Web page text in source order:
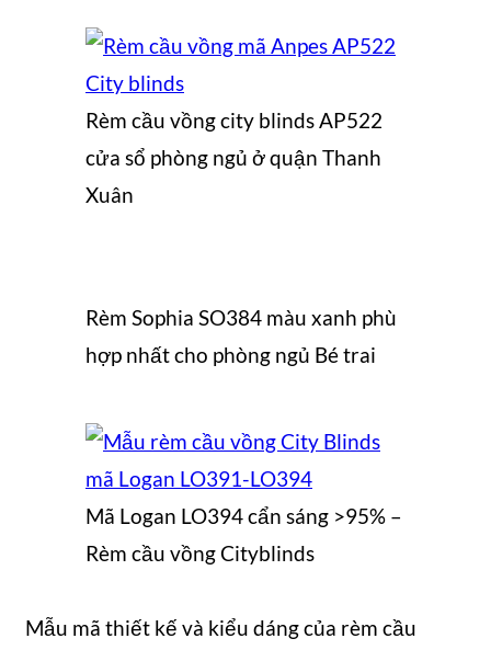
Rèm cầu vồng city blinds AP522
cửa sổ phòng ngủ ở quận Thanh
Xuân
Rèm Sophia SO384 màu xanh phù
hợp nhất cho phòng ngủ Bé trai
Mã Logan LO394 cẩn sáng >95% –
Rèm cầu vồng Cityblinds
Mẫu mã thiết kế và kiểu dáng của rèm cầu